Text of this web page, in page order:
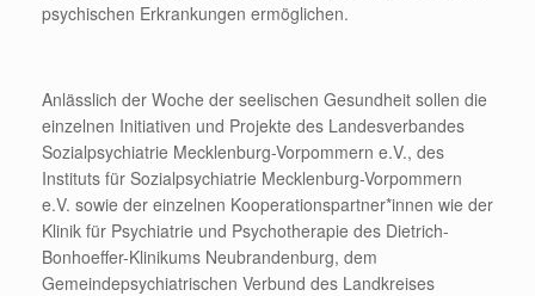
psychischen Erkrankungen ermöglichen.
Anlässlich der Woche der seelischen Gesundheit sollen die
einzelnen Initiativen und Projekte des Landesverbandes
Sozialpsychiatrie Mecklenburg-Vorpommern e.V., des
Instituts für Sozialpsychiatrie Mecklenburg-Vorpommern
e.V. sowie der einzelnen Kooperationspartner*innen wie der
Klinik für Psychiatrie und Psychotherapie des Dietrich-
Bonhoeffer-Klinikums Neubrandenburg, dem
Gemeindepsychiatrischen Verbund des Landkreises